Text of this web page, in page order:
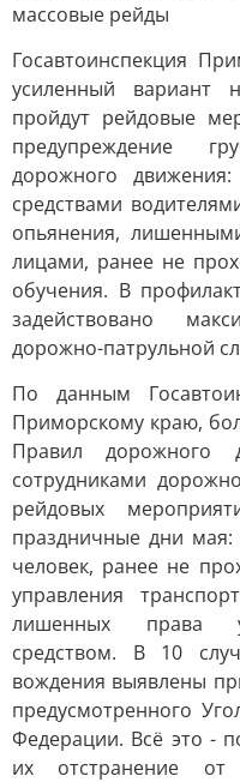
массовые рейды
Госавтоинспекция
усиленный вариант
пройдут рейдовые
предупреждение
дорожного
средствами
опьянения,
лицами, ранее не
обучения. В
задействовано
дорожно-патрульной
По данным
Приморскому краю,
Правил дорожного
сотрудниками
рейдовых
праздничные дни мая:
человек, ранее не
управления
лишенных права
средством. В 10
вождения выявлены
предусмотренного
Федерации. Всё это -
их отстранение от